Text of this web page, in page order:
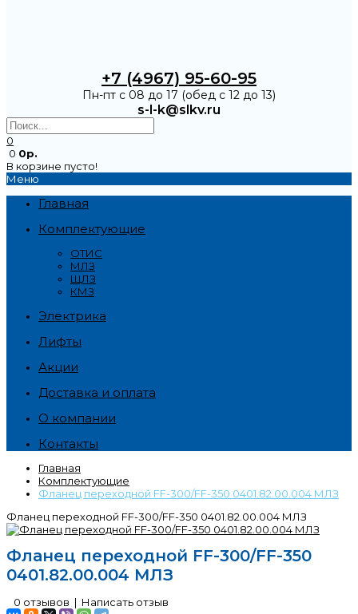
+7 (4967) 95-60-95
Пн-пт с 08 до 17 (обед с 12 до 13)
s-l-k@slkv.ru
0
0 0р.
В корзине пусто!
Меню
Главная
Комплектующие
ОТИС
МЛЗ
ЩЛЗ
КМЗ
Электрика
Лифты
Акции
Доставка и оплата
О компании
Контакты
Главная
Комплектующие
Фланец переходной FF-300/FF-350 0401.82.00.004 МЛЗ
Фланец переходной FF-300/FF-350 0401.82.00.004 МЛЗ
Фланец переходной FF-300/FF-350
0401.82.00.004 МЛЗ
0 отзывов | Написать отзыв